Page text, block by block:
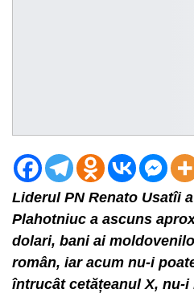
Liderul PN Renato Usatîi
Plahotniuc a ascuns
dolari, bani ai
român, iar acum nu-i
întrucât cetățeanul X, nu-i